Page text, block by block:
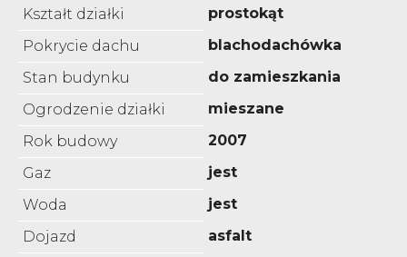
Kształt działki
prostokąt
Pokrycie dachu
blachodachówka
Stan budynku
do zamieszkania
Ogrodzenie działki
mieszane
Rok budowy
2007
Gaz
jest
Woda
jest
Dojazd
asfalt